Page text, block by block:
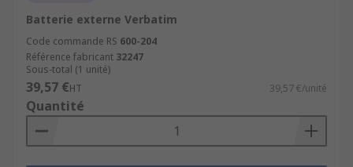
Batterie externe Verbatim
Code commande RS 600-204
Référence fabricant 32247
Sous-total (1 unité)
39,57 €HT 39,57 €/unité
Quantité